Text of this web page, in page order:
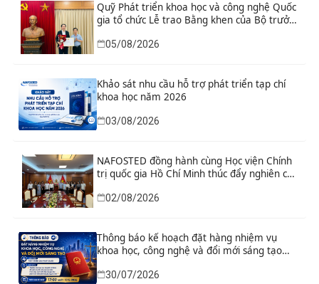
Quỹ Phát triển khoa học và công nghệ Quốc
gia tổ chức Lễ trao Bằng khen của Bộ trưởng
nhân có thành tích xuất sắc
05/08/2026
Khảo sát nhu cầu hỗ trợ phát triển tạp chí
khoa học năm 2026
03/08/2026
NAFOSTED đồng hành cùng Học viện Chính
trị quốc gia Hồ Chí Minh thúc đẩy nghiên cứu
02/08/2026
Thông báo kế hoạch đặt hàng nhiệm vụ
khoa học, công nghệ và đổi mới sáng tạo
“Nghiên cứu khoa học tổng kết thi hành, đề
xuất sửa đổi, bổ sung toàn diện Hiến pháp
30/07/2026